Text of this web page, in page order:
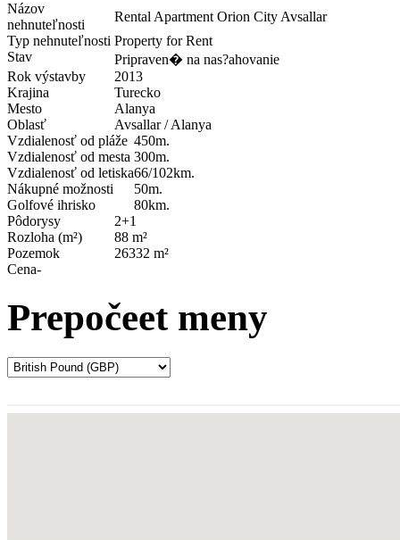
Názov
nehnuteľnosti
Rental Apartment Orion City Avsallar
Typ nehnuteľnosti Property for Rent
Stav
Pripraven� na nas?ahovanie
Rok výstavby
2013
Krajina
Turecko
Mesto
Alanya
Oblasť
Avsallar / Alanya
Vzdialenosť od pláže 450m.
Vzdialenosť od mesta 300m.
Vzdialenosť od letiska66/102km.
Nákupné možnosti
50m.
Golfové ihrisko
80km.
Pôdorysy
2+1
Rozloha (m²)
88 m²
Pozemok
26332 m²
Cena-
Prepočeet meny